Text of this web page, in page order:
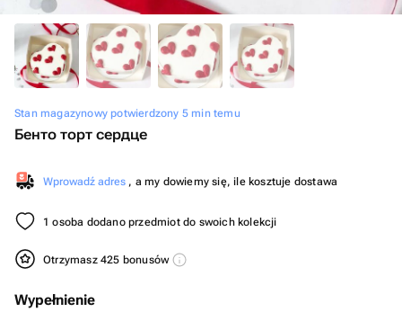
Stan magazynowy potwierdzony 5 min temu
Бенто торт сердце
Wprowadź adres , a my dowiemy się, ile kosztuje dostawa
1 osoba dodano przedmiot do swoich kolekcji
Otrzymasz 425 bonusów
Wypełnienie